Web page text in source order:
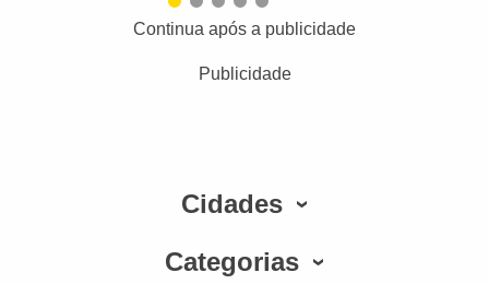
Continua após a publicidade
Publicidade
Cidades
Categorias